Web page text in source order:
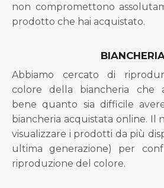
non compromettono
prodotto che hai acquistato.
Abbiamo cercato di
colore della biancheria che
bene quanto sia difficile
biancheria acquistata online. Il
visualizzare i prodotti da più
ultima generazione) per
riproduzione del colore.